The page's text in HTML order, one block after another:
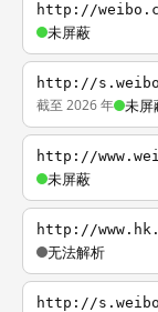
http://
未屏蔽
http://
截至 2026 年 未屏
http://
未屏蔽
http://
无法解析
http://